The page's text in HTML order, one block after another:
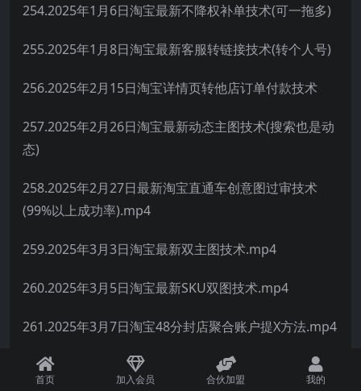
254.2025年1月6日淘宝最新不降权补单技术(可一拖多)
255.2025年1月8日淘宝最新客服转链接技术(转个人号)
256.2025年2月15日淘宝详情页转他店订单付款技术
257.2025年2月26日淘宝最新动态主图技术(搜索也是动
态)
258.2025年2月27日最新淘宝直通车创意图过审技术
(99%以上成功率).mp4
259.2025年3月3日淘宝最新双主图技术.mp4
260.2025年3月5日淘宝最新SKU双图技术.mp4
261.2025年3月7日淘宝48分封店聚合账户提X方法.mp4
262.2025年3月9日淘宝聊天窗口转微信技术.mp4
首页 加入会员 合伙加盟 我的